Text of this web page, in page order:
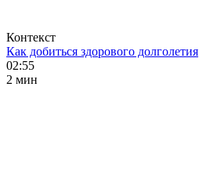
Контекст
Как добиться здорового долголетия
02:55
2 мин